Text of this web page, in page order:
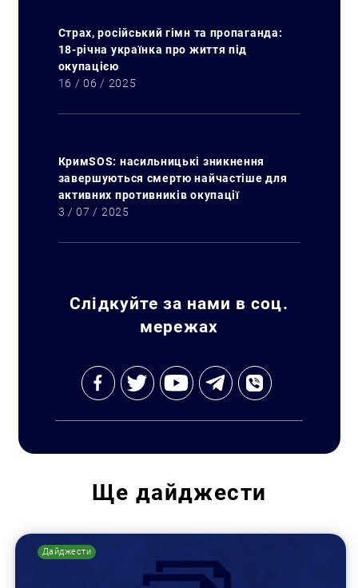
Страх, російський гімн та пропаганда:
18-річна українка про життя під
окупацією
16 / 06 / 2025
КримSOS: насильницькі зникнення
завершуються смертю найчастіше для
активних противників окупації
3 / 07 / 2025
Слідкуйте за нами в соц.
мережах
Ще дайджести
Дайджести